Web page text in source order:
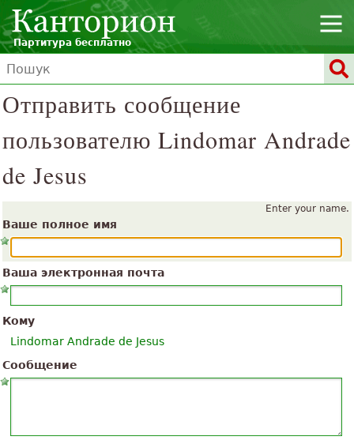
Партитура бесплатно
Отправить сообщение
пользователю Lindomar Andrade
de Jesus
Enter your name.
Ваше полное имя
Ваша электронная почта
Кому
Lindomar Andrade de Jesus
Сообщение